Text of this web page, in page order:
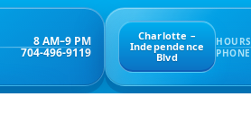
8 AM–9 PM
704-496-9119
Charlotte –
Independence
Blvd
HOURS
PHONE